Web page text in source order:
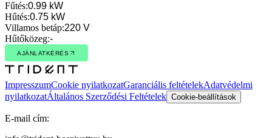
Fűtés:0.99 kW
Hűtés:0.75 kW
Villamos betáp:220 V
Hűtőközeg:-
AJÁNLATKÉRÉS
AJÁNLATKÉRÉS
ImpresszumCookie nyilatkozatGaranciális feltételekAdatvédelmi
nyilatkozatÁltalános Szerződési Feltételek Cookie-beállítások
E-mail cím: